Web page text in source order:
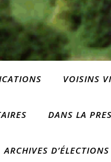
VOISINS
DANS LA
ARCHIVES